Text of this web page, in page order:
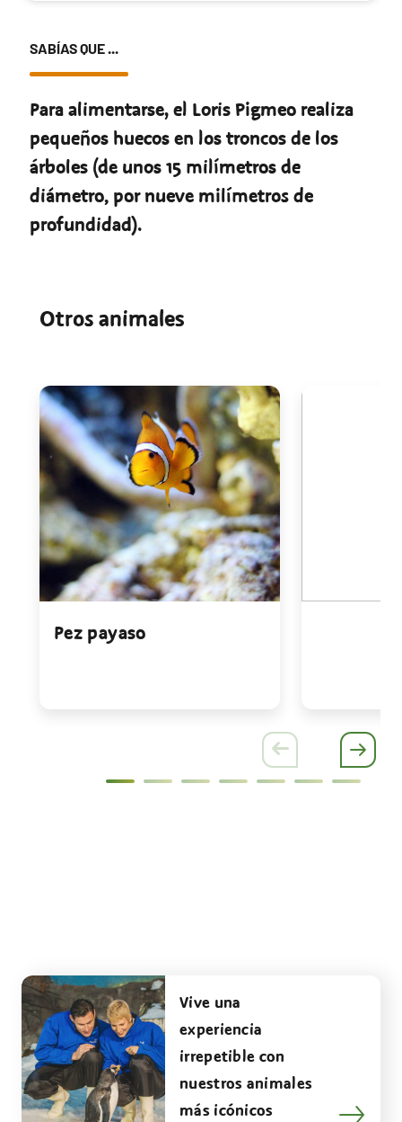
SABÍAS QUE ...
Para alimentarse, el Loris Pigmeo realiza
pequeños huecos en los troncos de los
árboles (de unos 15 milímetros de
diámetro, por nueve milímetros de
profundidad).
Otros animales
Pez payaso
Vive una
experiencia
irrepetible con
nuestros animales
más icónicos